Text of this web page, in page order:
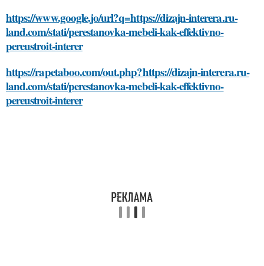
https://www.google.jo/url?q=https://dizajn-interera.ru-
land.com/stati/perestanovka-mebeli-kak-effektivno-
pereustroit-interer
https://rapetaboo.com/out.php?https://dizajn-interera.ru-
land.com/stati/perestanovka-mebeli-kak-effektivno-
pereustroit-interer